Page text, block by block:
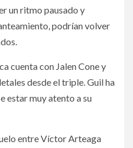
un ritmo pausado y
podrían volver
cuenta con Jalen Cone y
desde el triple. Guil ha
estar muy atento a su
entre Víctor Arteaga